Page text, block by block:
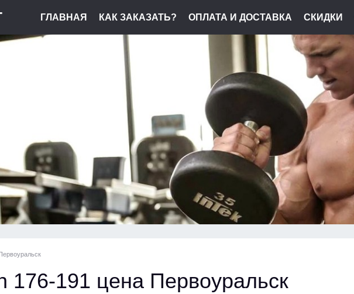
ГЛАВНАЯ КАК ЗАКАЗАТЬ? ОПЛАТА И ДОСТАВКА СКИДКИ
176-191 цена Первоуральск